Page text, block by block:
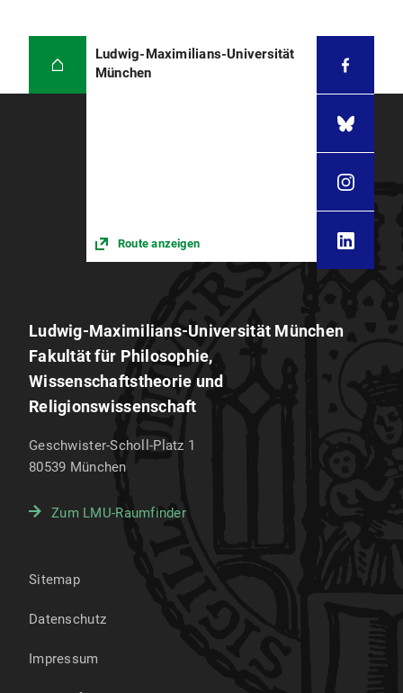
Ludwig-Maximilians-Universität
München
Route anzeigen
Ludwig-Maximilians-Universität München
Fakultät für Philosophie,
Wissenschaftstheorie und
Religionswissenschaft
Geschwister-Scholl-Platz 1
80539 München
Zum LMU-Raumfinder
Sitemap
Datenschutz
Impressum